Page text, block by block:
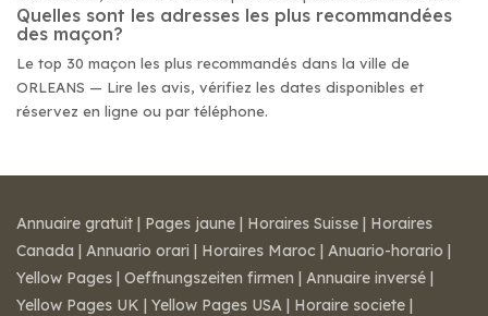
Quelles sont les adresses les plus recommandées
des maçon?
Le top 30 maçon les plus recommandés dans la ville de
ORLEANS — Lire les avis, vérifiez les dates disponibles et
réservez en ligne ou par téléphone.
Annuaire gratuit | Pages jaune | Horaires Suisse | Horaires
Canada | Annuario orari | Horaires Maroc | Anuario-horario |
Yellow Pages | Oeffnungszeiten firmen | Annuaire inversé |
Yellow Pages UK | Yellow Pages USA | Horaire societe |